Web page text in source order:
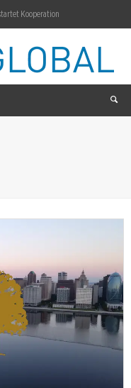
Kooperation
Dollar erhöht
70 Millionen
Tesla
erreicht